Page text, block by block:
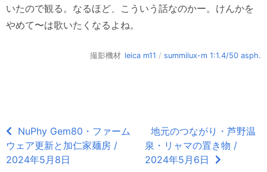
いたので観る。なるほど、こういう話なのかー。けんかを
やめて〜は歌いたくなるよね。
撮影機材 leica m11 / summilux-m 1:1.4/50 asph.
NuPhy Gem80・ファーム
ウェア更新と加仁家麺房 /
2024年5月8日
地元のつながり・芦野温
泉・リャマの置き物 /
2024年5月6日